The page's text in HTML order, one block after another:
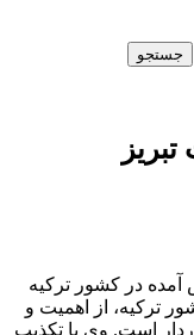
آمده در کشور ترکیه
ترکیه، از اهمیت و
است. وی با تکذیب